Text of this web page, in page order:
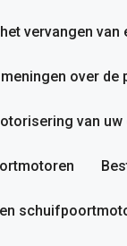
vervangen
meningen over
van